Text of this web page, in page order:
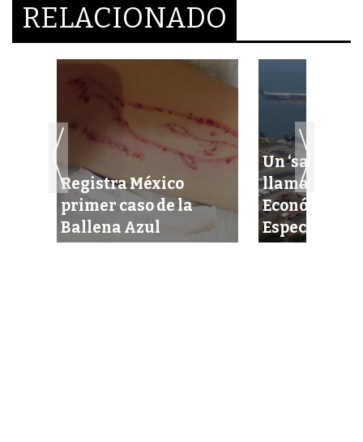
RELACIONADO
Registra México
primer caso de la
Ballena Azul
Un
llamado
Económicas
Especiales